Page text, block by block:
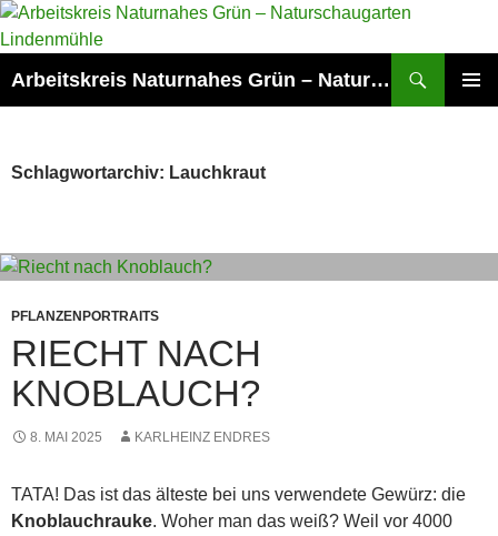
Zum
Inhalt
Arbeitskreis Naturnahes Grün – Naturschaugarten Lindenmühle
Schlagwortarchiv: Lauchkraut
PFLANZENPORTRAITS
RIECHT NACH
KNOBLAUCH?
8. MAI 2025 KARLHEINZ ENDRES
TATA! Das ist das älteste bei uns verwendete Gewürz: die
Knoblauchrauke. Woher man das weiß? Weil vor 4000